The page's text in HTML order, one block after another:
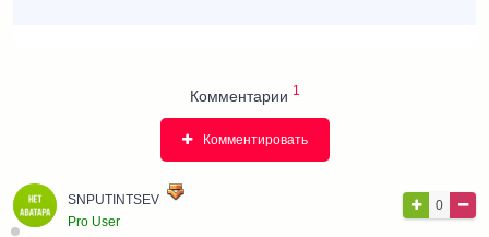
Комментарии 1
Комментировать
SNPUTINTSEV
Pro User
0